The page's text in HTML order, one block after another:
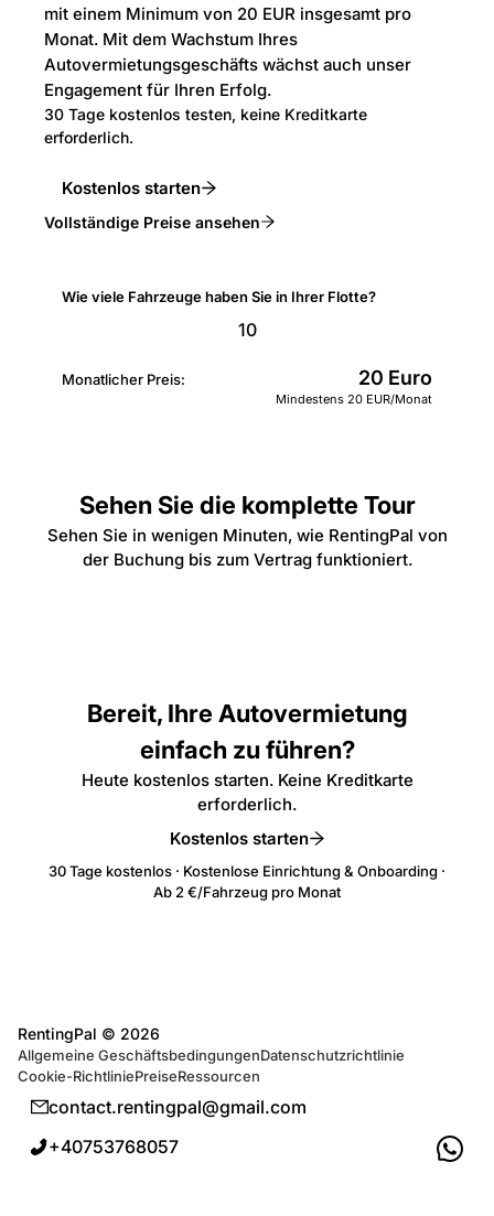
mit einem Minimum von 20 EUR insgesamt pro
Monat. Mit dem Wachstum Ihres
Autovermietungsgeschäfts wächst auch unser
Engagement für Ihren Erfolg.
30 Tage kostenlos testen, keine Kreditkarte
erforderlich.
Kostenlos starten
Vollständige Preise ansehen
Wie viele Fahrzeuge haben Sie in Ihrer Flotte?
Monatlicher Preis: 20 Euro
Mindestens 20 EUR/Monat
Sehen Sie die komplette Tour
Sehen Sie in wenigen Minuten, wie RentingPal von
der Buchung bis zum Vertrag funktioniert.
Bereit, Ihre Autovermietung
einfach zu führen?
Heute kostenlos starten. Keine Kreditkarte
erforderlich.
Kostenlos starten
30 Tage kostenlos · Kostenlose Einrichtung & Onboarding ·
Ab 2 €/Fahrzeug pro Monat
RentingPal © 2026
Allgemeine GeschäftsbedingungenDatenschutzrichtlinie
Cookie-RichtliniePreiseRessourcen
contact.rentingpal@gmail.com
+40753768057